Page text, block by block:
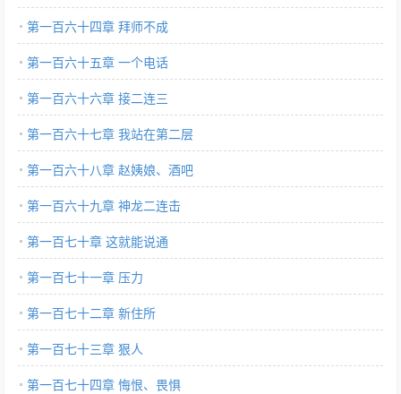
第一百六十四章 拜师不成
第一百六十五章 一个电话
第一百六十六章 接二连三
第一百六十七章 我站在第二层
第一百六十八章 赵姨娘、酒吧
第一百六十九章 神龙二连击
第一百七十章 这就能说通
第一百七十一章 压力
第一百七十二章 新住所
第一百七十三章 狠人
第一百七十四章 悔恨、畏惧